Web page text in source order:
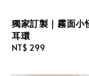
獨家訂製｜霧面小
耳環
Regular
NT$ 299